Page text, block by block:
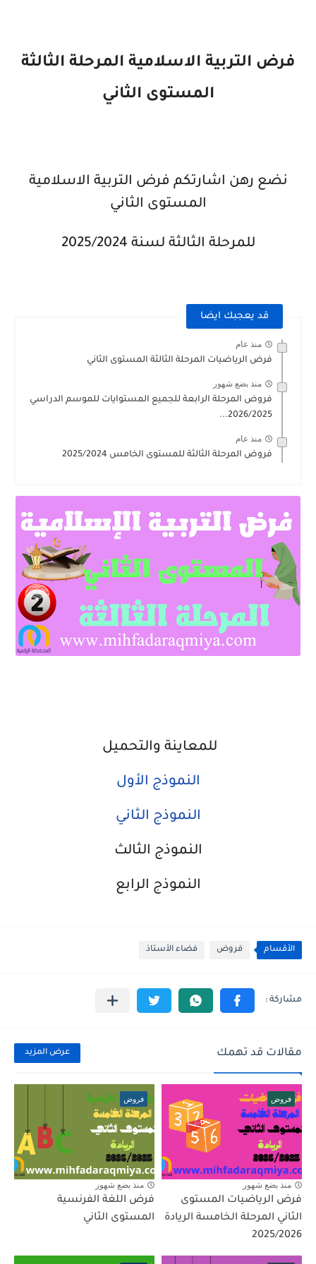
فرض التربية الاسلامية المرحلة الثالثة
المستوى الثاني
نضع رهن اشارتكم فرض التربية الاسلامية
المستوى الثاني
للمرحلة الثالثة لسنة 2025/2024
قد يعجبك ايضا
منذ عام
فرض الرياضيات المرحلة الثالثة المستوى الثاني
منذ بضع شهور
فروض المرحلة الرابعة للجميع المستوايات للموسم الدراسي
2026/2025...
منذ عام
فروض المرحلة الثالثة للمستوى الخامس 2025/2024
للمعاينة والتحميل
النموذج الأول
النموذج الثاني
النموذج الثالث
النموذج الرابع
الأقسام فروض فضاء الأستاذ
مقالات قد تهمك عرض المزيد
فروض
منذ بضع شهور
فرض الرياضيات المستوى
الثاني المرحلة الخامسة الريادة
2025/2026
فروض
منذ بضع شهور
فرض اللغة الفرنسية
المستوى الثاني